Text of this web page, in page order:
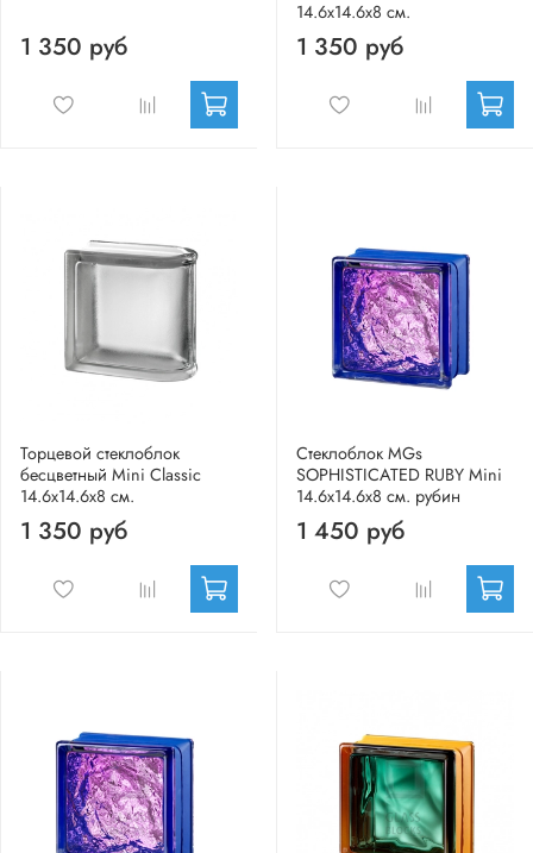
1 350 руб
14.6x14.6x8 см.
1 350 руб
Торцевой стеклоблок
бесцветный Mini Classic
14.6x14.6x8 см.
1 350 руб
Стеклоблок MGs
SOPHISTICATED RUBY Mini
14.6x14.6x8 см. рубин
1 450 руб